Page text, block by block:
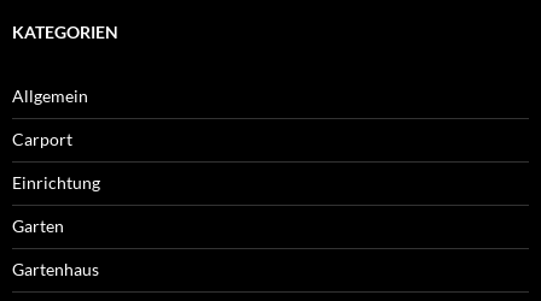
KATEGORIEN
Allgemein
Carport
Einrichtung
Garten
Gartenhaus